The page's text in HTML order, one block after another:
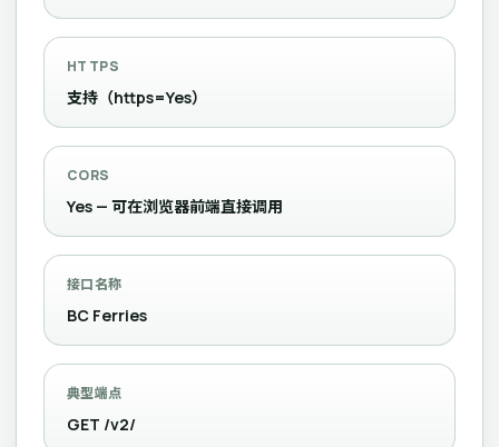
HTTPS
支持（https=Yes）
CORS
Yes — 可在浏览器前端直接调用
接口名称
BC Ferries
典型端点
GET /v2/